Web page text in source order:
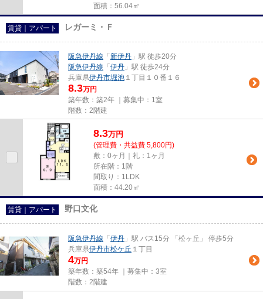
面積：56.04㎡
賃貸｜アパート レガーミ・Ｆ
阪急伊丹線 「 新伊丹 」駅 徒歩20分
阪急伊丹線 「 伊丹 」駅 徒歩24分
兵庫県伊丹市堀池 １丁目１０番１６
8.3万円
築年数：築2年 ｜募集中： 1室
階数：2階建
8.3万円
(管理費・共益費 5,800円)
敷：0ヶ月｜礼：1ヶ月
所在階：1階
間取り：1LDK
面積：44.20㎡
賃貸｜アパート 野口文化
阪急伊丹線 「 伊丹 」駅 バス15分 「松ヶ丘」 停歩5分
兵庫県伊丹市松ケ丘 １丁目
4万円
築年数：築54年 ｜募集中： 3室
階数：2階建